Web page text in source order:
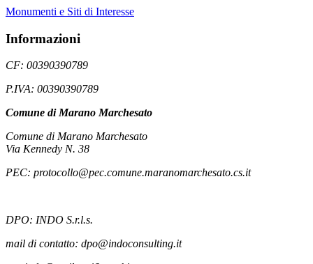
Monumenti e Siti di Interesse
Informazioni
CF: 00390390789
P.IVA: 00390390789
Comune di Marano Marchesato
Comune di Marano Marchesato
Via Kennedy N. 38
PEC: protocollo@pec.comune.maranomarchesato.cs.it
DPO: INDO S.r.l.s.
mail di contatto: dpo@indoconsulting.it